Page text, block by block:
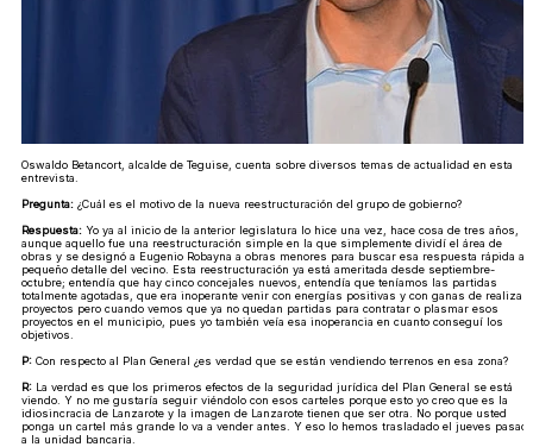
Oswaldo Betancort, alcalde de Teguise, cuenta sobre diversos temas de actualidad en esta
entrevista.
Pregunta: ¿Cuál es el motivo de la nueva reestructuración del grupo de gobierno?
Respuesta: Yo ya al inicio de la anterior legislatura lo hice una vez, hace cosa de tres años,
aunque aquello fue una reestructuración simple en la que simplemente dividí el área de
obras y se designó a Eugenio Robayna a obras menores para buscar esa respuesta rápida al
pequeño detalle del vecino. Esta reestructuración ya está ameritada desde septiembre-
octubre; entendía que hay cinco concejales nuevos, entendía que teníamos las partidas
totalmente agotadas, que era inoperante venir con energías positivas y con ganas de realizar
proyectos pero cuando vemos que ya no quedan partidas para contratar o plasmar esos
proyectos en el municipio, pues yo también veía esa inoperancia en cuanto conseguí los
objetivos.
P: Con respecto al Plan General ¿es verdad que se están vendiendo terrenos en esa zona?
R: La verdad es que los primeros efectos de la seguridad jurídica del Plan General se está
viendo. Y no me gustaría seguir viéndolo con esos carteles porque esto yo creo que es la
idiosincracia de Lanzarote y la imagen de Lanzarote tienen que ser otra. No porque usted
ponga un cartel más grande lo va a vender antes. Y eso lo hemos trasladado el jueves pasado
a la unidad bancaria.